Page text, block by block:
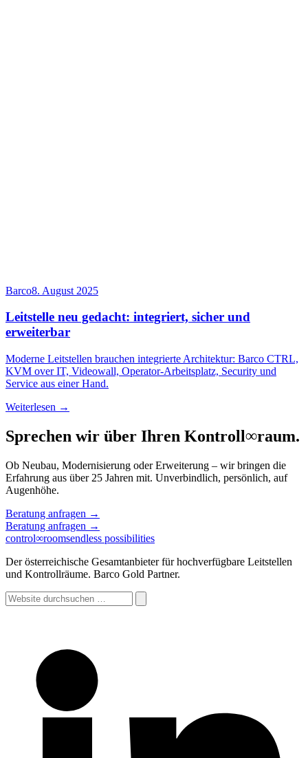
Barco8. August 2025
Leitstelle neu gedacht: integriert, sicher und
erweiterbar
Moderne Leitstellen brauchen integrierte Architektur: Barco CTRL,
KVM over IT, Videowall, Operator-Arbeitsplatz, Security und
Service aus einer Hand.
Weiterlesen →
Sprechen wir über Ihren Kontroll∞raum.
Ob Neubau, Modernisierung oder Erweiterung – wir bringen die
Erfahrung aus über 25 Jahren mit. Unverbindlich, persönlich, auf
Augenhöhe.
Beratung anfragen →
Beratung anfragen →
control∞roomsendless possibilities
Der österreichische Gesamtanbieter für hochverfügbare Leitstellen
und Kontrollräume. Barco Gold Partner.
Website
durchsuchen